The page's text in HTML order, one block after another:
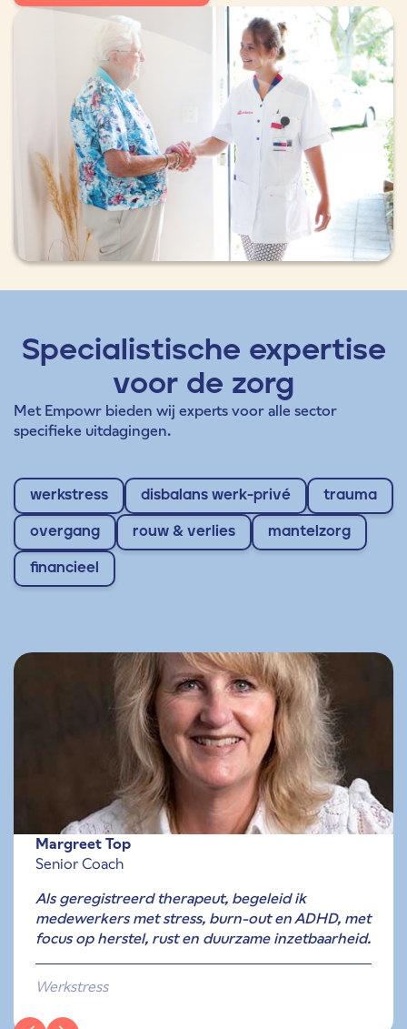
Specialistische expertise
voor de zorg
Met Empowr bieden wij experts voor alle sector
specifieke uitdagingen.
werkstress disbalans werk-privé trauma
overgang rouw & verlies mantelzorg
financieel
Margreet Top
Senior Coach
Als geregistreerd therapeut, begeleid ik
medewerkers met stress, burn-out en ADHD, met
focus op herstel, rust en duurzame inzetbaarheid.
Werkstress